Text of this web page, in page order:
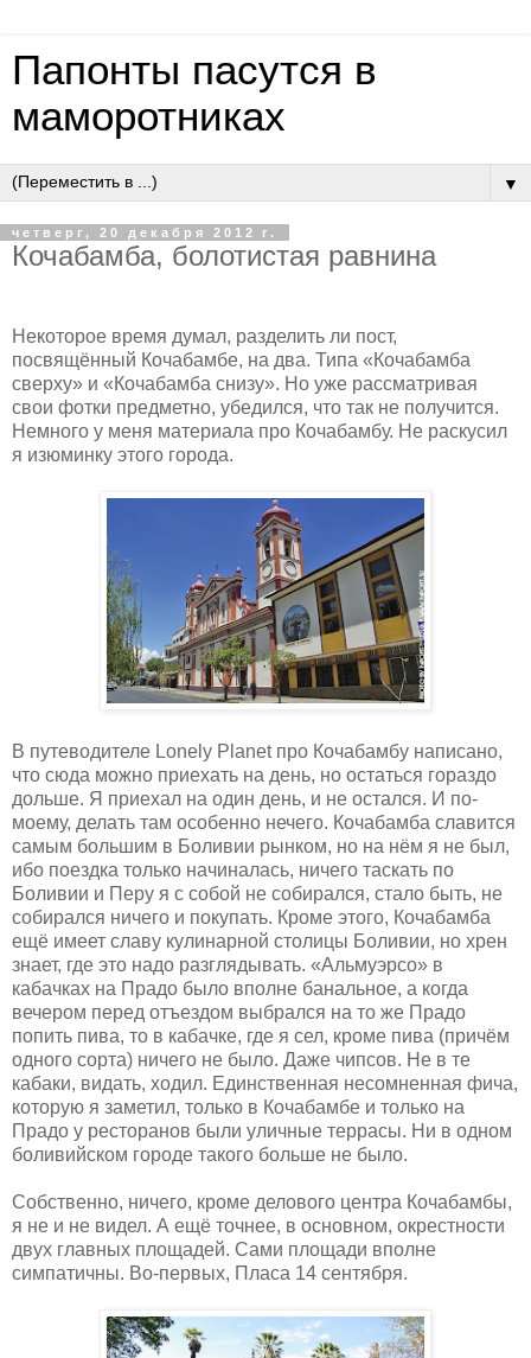
Папонты пасутся в
маморотниках
▼
четверг, 20 декабря 2012 г.
Кочабамба, болотистая равнина
Некоторое время думал, разделить ли пост,
посвящённый Кочабамбе, на два. Типа «Кочабамба
сверху» и «Кочабамба снизу». Но уже рассматривая
свои фотки предметно, убедился, что так не получится.
Немного у меня материала про Кочабамбу. Не раскусил
я изюминку этого города.
В путеводителе Lonely Planet про Кочабамбу написано,
что сюда можно приехать на день, но остаться гораздо
дольше. Я приехал на один день, и не остался. И по-
моему, делать там особенно нечего. Кочабамба славится
самым большим в Боливии рынком, но на нём я не был,
ибо поездка только начиналась, ничего таскать по
Боливии и Перу я с собой не собирался, стало быть, не
собирался ничего и покупать. Кроме этого, Кочабамба
ещё имеет славу кулинарной столицы Боливии, но хрен
знает, где это надо разглядывать. «Альмуэрсо» в
кабачках на Прадо было вполне банальное, а когда
вечером перед отъездом выбрался на то же Прадо
попить пива, то в кабачке, где я сел, кроме пива (причём
одного сорта) ничего не было. Даже чипсов. Не в те
кабаки, видать, ходил. Единственная несомненная фича,
которую я заметил, только в Кочабамбе и только на
Прадо у ресторанов были уличные террасы. Ни в одном
боливийском городе такого больше не было.
Собственно, ничего, кроме делового центра Кочабамбы,
я не и не видел. А ещё точнее, в основном, окрестности
двух главных площадей. Сами площади вполне
симпатичны. Во-первых, Пласа 14 сентября.